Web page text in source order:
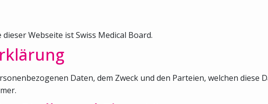
Webseite ist Swiss Medical Board.
Daten, dem Zweck und den Parteien, welchen diese